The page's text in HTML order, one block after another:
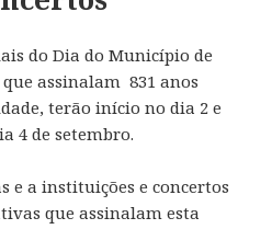
do Dia do Município de
que assinalam 831 anos
terão início no dia 2 e
4 de setembro.
e a instituições e concertos
que assinalam esta